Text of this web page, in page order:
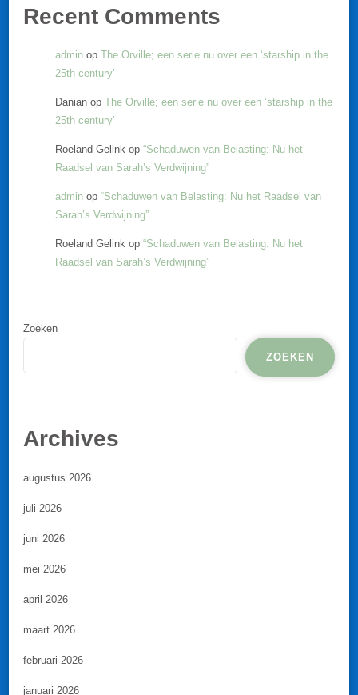
Recent Comments
admin op The Orville; een serie nu over een ‘starship in the
25th century’
Danian op The Orville; een serie nu over een ‘starship in the
25th century’
Roeland Gelink op “Schaduwen van Belasting: Nu het
Raadsel van Sarah’s Verdwijning”
admin op “Schaduwen van Belasting: Nu het Raadsel van
Sarah’s Verdwijning”
Roeland Gelink op “Schaduwen van Belasting: Nu het
Raadsel van Sarah’s Verdwijning”
Zoeken
ZOEKEN
Archives
augustus 2026
juli 2026
juni 2026
mei 2026
april 2026
maart 2026
februari 2026
januari 2026